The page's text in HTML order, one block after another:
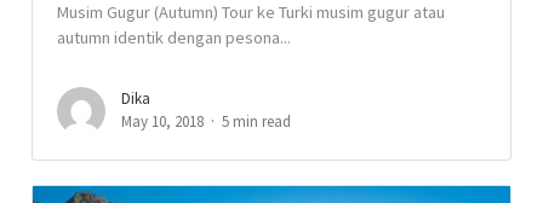
Musim Gugur (Autumn) Tour ke Turki musim gugur atau
autumn identik dengan pesona...
Dika
May 10, 2018
5 min read